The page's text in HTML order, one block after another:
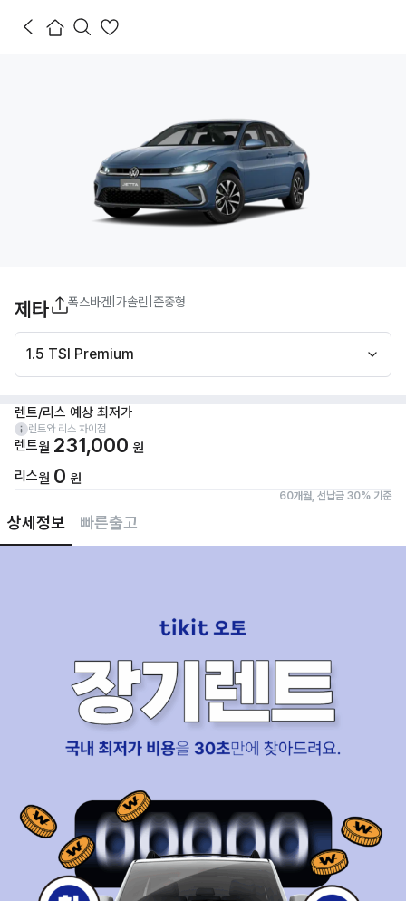
상세정보 빠른출고
제타 폭스바겐 가솔린 준중형
1.5 TSI Premium
렌트/리스 예상 최저가
렌트와 리스 차이점
렌트월 231,000 원
리스월 0 원
60개월, 선납금 30% 기준